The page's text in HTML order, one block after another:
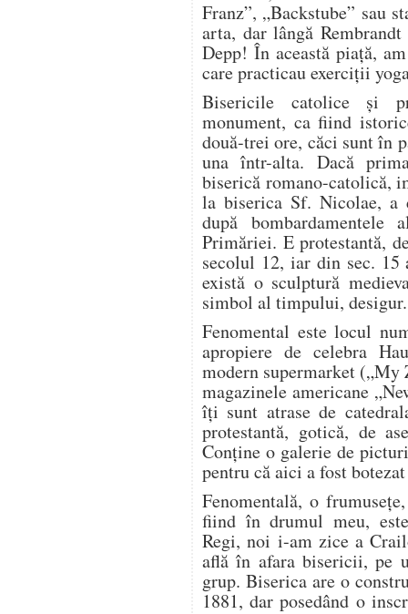
Franz”, „Backstube” sau
arta, dar lângă
Depp! În această piață,
care practicau exerciții
Bisericile catolice și
monument, ca fiind
două-trei ore, căci sunt în
una într-alta. Dacă
biserică romano-catolică,
la biserica Sf. Nicolae, a
după
Primăriei. E protestantă,
secolul 12, iar din sec.
există o sculptură
simbol al timpului, desigur.
Fenomental este locul
apropiere de celebra
modern supermarket
magazinele americane
îți sunt atrase de
protestantă, gotică, de
Conține o galerie de
pentru că aici a fost
Fenomentală, o
fiind în drumul meu,
Regi, noi i-am zice a
află în afara bisericii, pe
grup. Biserica are o
1881, dar posedând o